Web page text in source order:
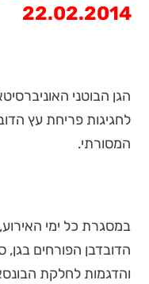
22.02.2014
הגן הבוטני
לחגיגות פריחת עץ
המסורתי.
במסגרת כל ימי האירוע,
הדובדבן הפורחים בגן,
והדגמות לחלקת